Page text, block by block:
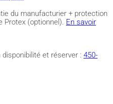
du manufacturier + protection
Protex (optionnel). En savoir
disponibilité et réserver : 450-